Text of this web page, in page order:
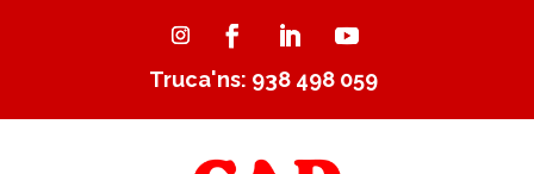
Truca'ns: 938 498 059